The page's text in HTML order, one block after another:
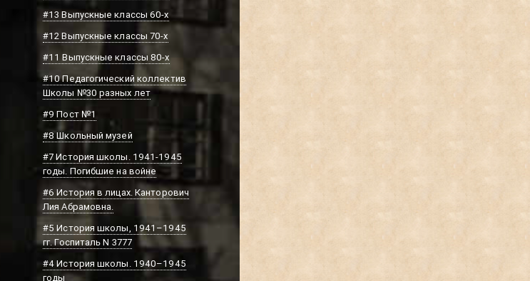
#13 Выпускные классы 60-х
#12 Выпускные классы 70-х
#11 Выпускные классы 80-х
#10 Педагогический коллектив
Школы №30 разных лет
#9 Пост №1
#8 Школьный музей
#7 История школы. 1941-1945
годы. Погибшие на войне
#6 История в лицах. Канторович
Лия Абрамовна.
#5 История школы, 1941–1945
гг. Госпиталь N 3777
#4 История школы. 1940–1945
годы